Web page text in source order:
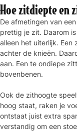
Hoe zitdiepte en
De afmetingen van
prettig je zit. Daarom
alleen het uiterlijk.
achter de knieën.
aan. Een te ondiepe
bovenbenen.
Ook de zithoogte
hoog staat, raken je
ontstaat juist extra
verstandig om een